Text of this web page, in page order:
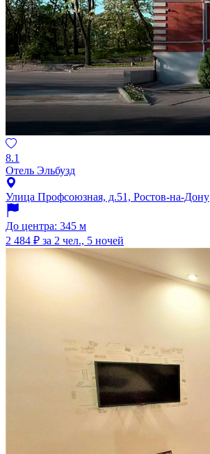
8.1
Отель Эльбузд
Улица Профсоюзная, д.51, Ростов-на-Дону
До центра: 345 м
2 484 ₽ за 2 чел., 5 ночей